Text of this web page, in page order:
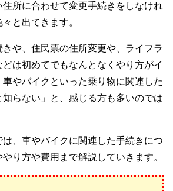
所に合わせて変更手続きをしなけれ
と出てきます。
や、住民票の住所変更や、ライフラ
は初めてでもなんとなくやり方がイ
車やバイクといった乗り物に関連した
らない」と、感じる方も多いのでは
、車やバイクに関連した手続きにつ
り方や費用まで解説していきます。